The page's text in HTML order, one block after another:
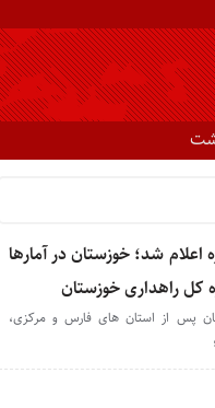
شد؛ خوزستان در آمارها
کل راهداری خوزستان
پس از استان های فارس و مرکزی،